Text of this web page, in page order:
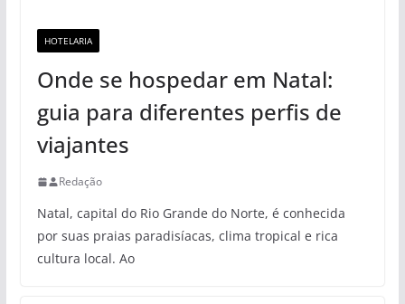
HOTELARIA
Onde se hospedar em Natal:
guia para diferentes perfis de
viajantes
Redação
Natal, capital do Rio Grande do Norte, é conhecida
por suas praias paradisíacas, clima tropical e rica
cultura local. Ao